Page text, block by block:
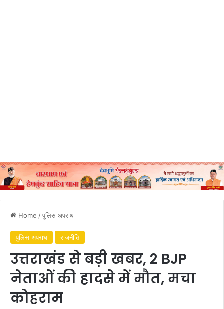
Home /पुलिस अपराध
पुलिस अपराध राजनीति
उत्तराखंड से बड़ी खबर, 2 BJP
नेताओं की हादसे में मौत, मचा
कोहराम